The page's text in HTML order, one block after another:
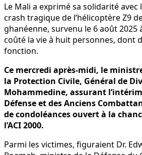
Le Mali a exprimé sa solidarité avec
crash tragique de l’hélicoptère Z9 de
ghanéenne, survenu le 6 août 2025
coûté la vie à huit personnes, dont
fonction.
Ce mercredi après-midi, le
la Protection Civile, Général de
Mohammedine, assurant
Défense et des Anciens
de condoléances ouvert à la
l’ACI 2000.
Parmi les victimes, figuraient Dr.